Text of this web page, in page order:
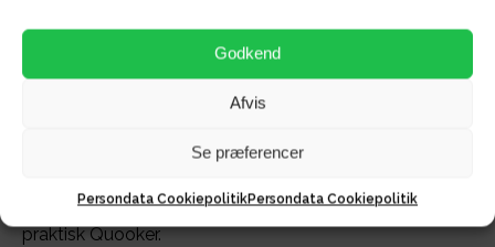
Godkend
Afvis
Se præferencer
Persondata CookiepolitikPersondata Cookiepolitik
Her får du nu muligheden for at leje en imponerende og
nybygget 4-værelses bolig, der opfylder alle dine
forventninger til moderne komfort.
imponerende køkken-ø og rigelig skabsplads. Et
og du kan forvente alle hvidevarer - inklusive en
praktisk Quooker.